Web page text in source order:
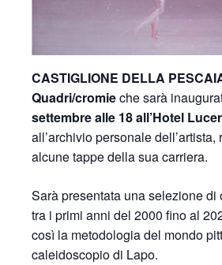
CASTIGLIONE DELLA
Quadri/cromieche sarà
settembre alle 18 all’Hotel
all’archivio personale
alcune tappe della sua carriera.
Sarà presentata una selezione di
tra i primi anni del 2000 fino al
così la metodologia del mondo
caleidoscopio di Lapo.